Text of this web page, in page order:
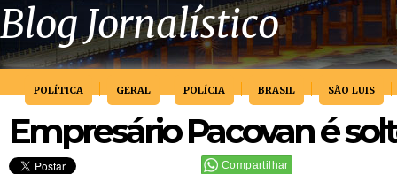
Blog Jornalístico
POLÍTICA GERAL POLÍCIA BRASIL SÃO LUIS
Empresário Pacovan é
Compartilhar